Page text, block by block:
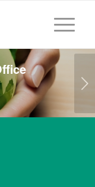
Weiter
1 2 3 4